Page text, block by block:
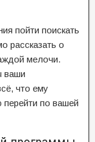
пойти поискать
рассказать о
мелочи.
ваши
что ему
по вашей